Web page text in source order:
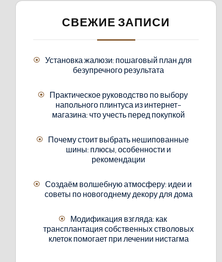
СВЕЖИЕ ЗАПИСИ
Установка жалюзи: пошаговый план для
безупречного результата
Практическое руководство по выбору
напольного плинтуса из интернет-
магазина: что учесть перед покупкой
Почему стоит выбрать нешипованные
шины: плюсы, особенности и
рекомендации
Создаём волшебную атмосферу: идеи и
советы по новогоднему декору для дома
Модификация взгляда: как
трансплантация собственных стволовых
клеток помогает при лечении нистагма